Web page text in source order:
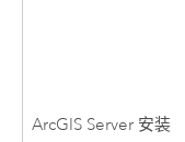
ArcGIS Server 安装